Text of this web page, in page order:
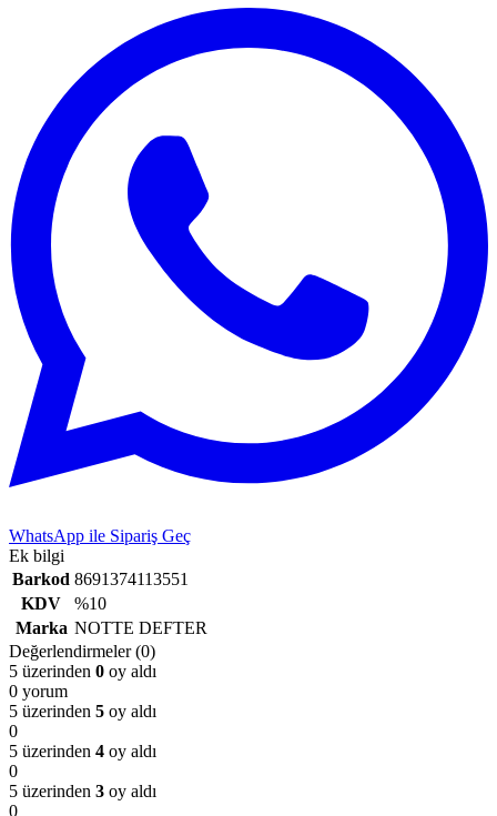
WhatsApp ile Sipariş Geç
Ek bilgi
Barkod 8691374113551
KDV
%10
Marka NOTTE DEFTER
Değerlendirmeler (0)
5 üzerinden 0 oy aldı
0 yorum
5 üzerinden 5 oy aldı
0
5 üzerinden 4 oy aldı
0
5 üzerinden 3 oy aldı
0